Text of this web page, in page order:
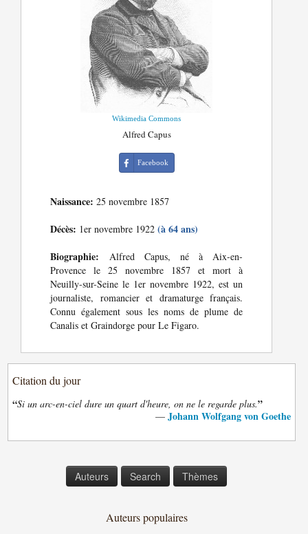
Wikimedia Commons
Alfred Capus
Facebook
Naissance: 25 novembre 1857
Décès: 1er novembre 1922(à 64 ans)
Biographie: Alfred Capus, né à Aix-en-
Provence le 25 novembre 1857 et mort à
Neuilly-sur-Seine le 1er novembre 1922, est un
journaliste, romancier et dramaturge français.
Connu également sous les noms de plume de
Canalis et Graindorge pour Le Figaro.
Citation du jour
“Si un arc-en-ciel dure un quart d'heure, on ne le regarde plus.”
— Johann Wolfgang von Goethe
Auteurs Search Thèmes
Auteurs populaires